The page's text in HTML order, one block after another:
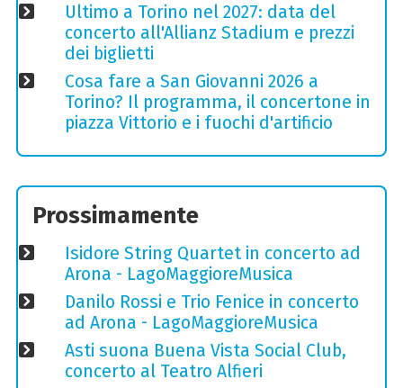
Ultimo a Torino nel 2027: data del
concerto all'Allianz Stadium e prezzi
dei biglietti
Cosa fare a San Giovanni 2026 a
Torino? Il programma, il concertone in
piazza Vittorio e i fuochi d'artificio
Prossimamente
Isidore String Quartet in concerto ad
Arona - LagoMaggioreMusica
Danilo Rossi e Trio Fenice in concerto
ad Arona - LagoMaggioreMusica
Asti suona Buena Vista Social Club,
concerto al Teatro Alfieri